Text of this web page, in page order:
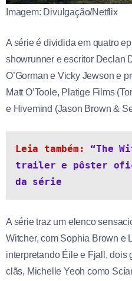
Imagem: Divulgação/Netflix
A série é dividida em quatro
showrunner e escritor Declan
O’Gorman e Vicky Jewson e
Matt O’Toole, Platige Films
e Hivemind (Jason Brown &
Leia também: “The
trailer e pôster
da série
A série traz um elenco
Witcher, com Sophia Brown e
interpretando Éile e Fjall, dois
clãs, Michelle Yeoh como